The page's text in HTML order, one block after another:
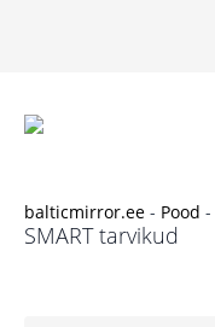
balticmirror.ee - Pood -
SMART tarvikud